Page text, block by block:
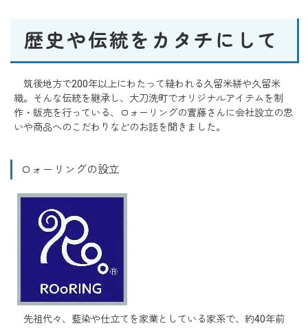
歴史や伝統をカタチにして
筑後地方で200年以上にわたって縫われる久留米絣や久留米
織。そんな伝統を継承し、大刀洗町でオリジナルアイテムを制
作・販売を行っている、ロォーリングの實藤さんに会社設立の思
いや商品へのこだわりなどのお話を聞きました。
ロォーリングの設立
先祖代々、藍染や仕立てを家業としている家系で、約40年前